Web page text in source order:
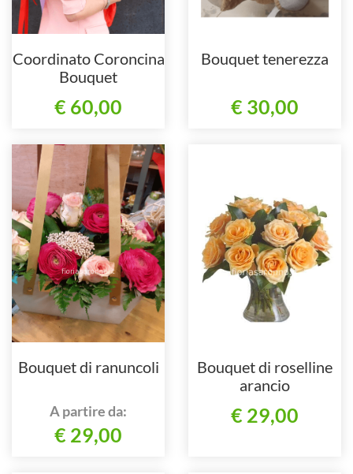
Coordinato Coroncina
Bouquet
€ 60,00
Bouquet tenerezza
€ 30,00
Bouquet di ranuncoli
A partire da:
€ 29,00
Bouquet di roselline
arancio
€ 29,00